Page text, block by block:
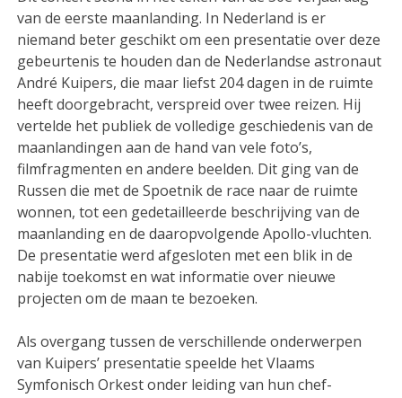
van de eerste maanlanding. In Nederland is er
niemand beter geschikt om een presentatie over deze
gebeurtenis te houden dan de Nederlandse astronaut
André Kuipers, die maar liefst 204 dagen in de ruimte
heeft doorgebracht, verspreid over twee reizen. Hij
vertelde het publiek de volledige geschiedenis van de
maanlandingen aan de hand van vele foto’s,
filmfragmenten en andere beelden. Dit ging van de
Russen die met de Spoetnik de race naar de ruimte
wonnen, tot een gedetailleerde beschrijving van de
maanlanding en de daaropvolgende Apollo-vluchten.
De presentatie werd afgesloten met een blik in de
nabije toekomst en wat informatie over nieuwe
projecten om de maan te bezoeken.
Als overgang tussen de verschillende onderwerpen
van Kuipers’ presentatie speelde het Vlaams
Symfonisch Orkest onder leiding van hun chef-